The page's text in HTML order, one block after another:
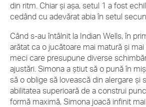
din ritm. Chiar și așa, setul 1 a fost
cedând cu adevărat abia în setul
Când s-au întâlnit la Indian Wells, în
arătat ca o jucătoare mai matură și
meci care presupune diverse
ajustări. Simona a știut să o pună în
să o oblige să lovească din alergare și
abilitatea superioară de a construi
formă maximă, Simona joacă infinit